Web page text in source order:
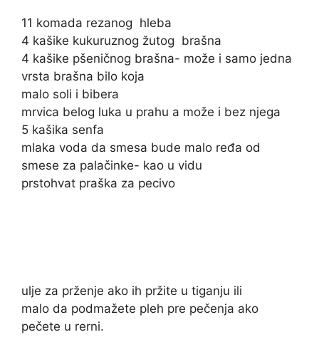
11 komada rezanog hleba
4 kašike kukuruznog žutog brašna
4 kašike pšeničnog brašna- može i samo jedna
vrsta brašna bilo koja
malo soli i bibera
mrvica belog luka u prahu a može i bez njega
5 kašika senfa
mlaka voda da smesa bude malo ređa od
smese za palačinke- kao u vidu
prstohvat praška za pecivo
ulje za prženje ako ih pržite u tiganju ili
malo da podmažete pleh pre pečenja ako
pečete u rerni.